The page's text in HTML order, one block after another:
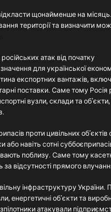
щонайменше на
території та визначити
атак від початку
для української
експортних вантажів,
поставки. Саме тому Росія
вузли, склади та об’єкти,
проти цивільних об’єктів
навіть сотні
поблизу. Саме тому
за відсутності прямого
інфраструктуру України.
енергетичні об’єкти та
атакували